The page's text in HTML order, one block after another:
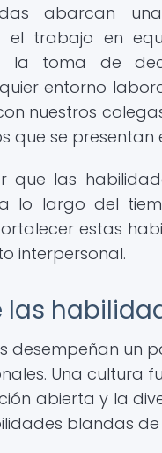
abarcan
el trabajo en
la toma de
entorno
nuestros
que se presentan
que las
lo largo del
estas
interpersonal.
desempeñan un
Una cultura
abierta y la
blandas